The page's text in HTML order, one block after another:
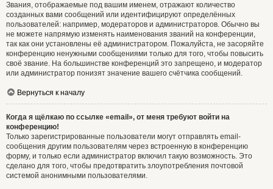
Звания, отображаемые под вашим именем, отражают количество
созданных вами сообщений или идентифицируют определённых
пользователей: например, модераторов и администраторов. Обычно вы
не можете напрямую изменять наименования званий на конференции,
так как они установлены её администратором. Пожалуйста, не засоряйте
конференцию ненужными сообщениями только для того, чтобы повысить
своё звание. На большинстве конференций это запрещено, и модератор
или администратор понизят значение вашего счётчика сообщений.
Вернуться к началу
Когда я щёлкаю по ссылке «email», от меня требуют войти на
конференцию!
Только зарегистрированные пользователи могут отправлять email-
сообщения другим пользователям через встроенную в конференцию
форму, и только если администратор включил такую возможность. Это
сделано для того, чтобы предотвратить злоупотребления почтовой
системой анонимными пользователями.